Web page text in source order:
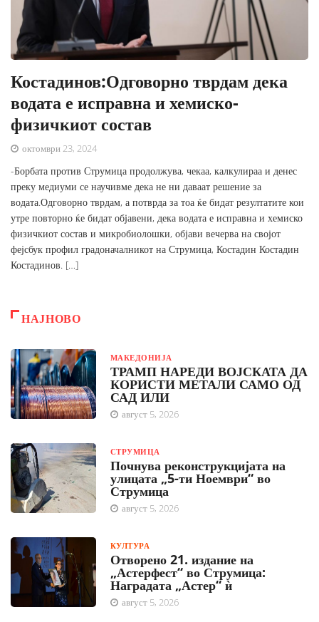
Костадинов:Одговорно тврдам дека
водата е исправна и хемиско-
физичкиот состав
октомври 23, 2024
-Борбата против Струмица продолжува, чекаа, калкулираа и денес
преку медиуми се научивме дека не ни даваат решение за
водата.Одговорно тврдам, а потврда за тоа ќе бидат резултатите кои
утре повторно ќе бидат објавени, дека водата е исправна и хемиско
физичкиот состав и микробиолошки, објави вечерва на својот
фејсбук профил градоначалникот на Струмица, Костадин Костадин
Костадинов. […]
НАЈНОВО
МАКЕДОНИЈА
ТРАМП НАРЕДИ ВОЈСКАТА ДА
КОРИСТИ МЕТАЛИ САМО ОД
САД ИЛИ
август 5, 2026
СТРУМИЦА
Почнува реконструкцијата на
улицата „5-ти Ноември“ во
Струмица
август 5, 2026
КУЛТУРА
Отворено 21. издание на
„Астерфест“ во Струмица:
Наградата „Астер“ ѝ
август 5, 2026